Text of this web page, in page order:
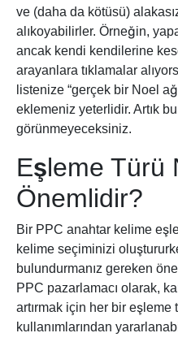
ve (daha da kötüsü)
alıkoyabilirler. Örneğin,
ancak kendi kendilerine
arayanlara tıklamalar
listenize “gerçek bir Noel
eklemeniz yeterlidir. Artık
görünmeyeceksiniz.
Eşleme Türü
Önemlidir?
Bir PPC anahtar kelime
kelime seçiminizi
bulundurmanız gereken
PPC pazarlamacı olarak,
artırmak için her bir eşleme
kullanımlarından